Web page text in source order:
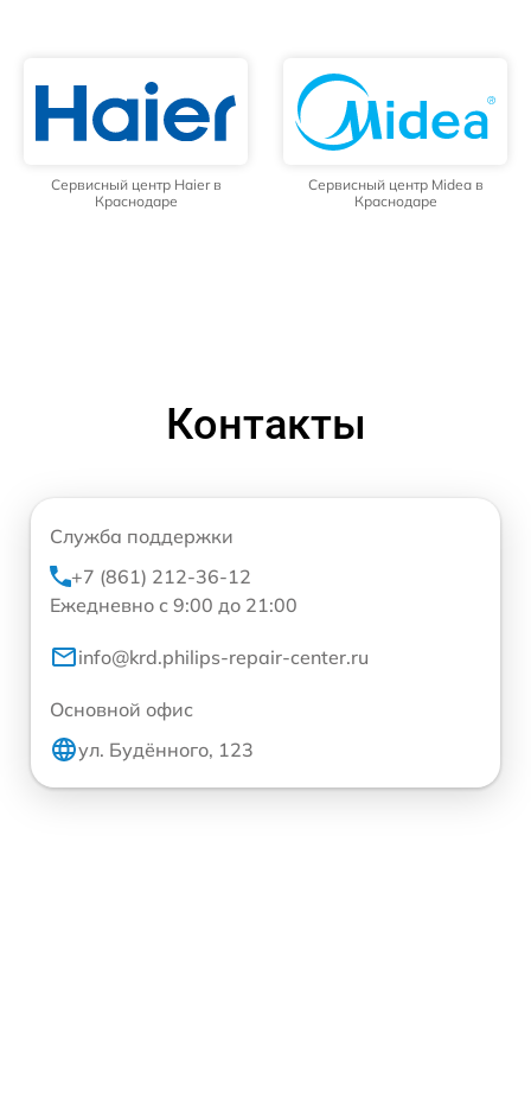
Сервисный центр Haier в
Краснодаре
Сервисный центр Midea в
Краснодаре
Контакты
Служба поддержки
+7 (861) 212-36-12
Ежедневно с 9:00 до 21:00
info@krd.philips-repair-center.ru
Основной офис
ул. Будённого, 123